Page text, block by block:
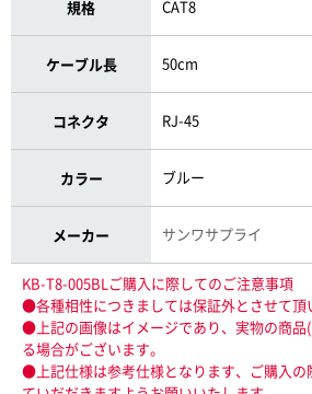
規格 CAT8
ケーブル長 50cm
コネクタ RJ-45
カラー ブルー
メーカー サンワサプライ
KB-T8-005BLご購入に際してのご注意事項
●各種相性につきましては保証外とさせて頂
●上記の画像はイメージであり、実物の商品
る場合がございます。
●上記仕様は参考仕様となります、ご購入の